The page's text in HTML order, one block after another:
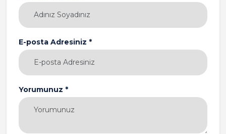
E-posta Adresiniz *
Yorumunuz *